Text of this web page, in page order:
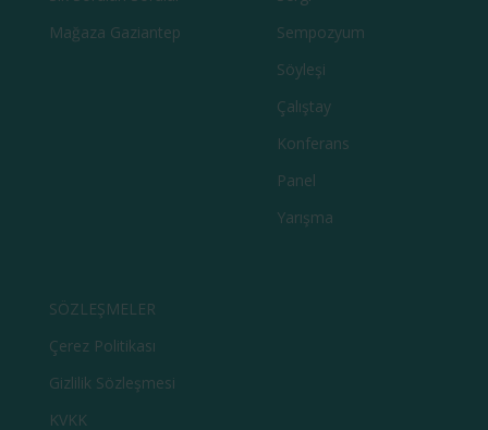
Mağaza Gaziantep
Sempozyum
Söyleşi
Çalıştay
Konferans
Panel
Yarışma
SÖZLEŞMELER
Çerez Politikası
Gizlilik Sözleşmesi
KVKK